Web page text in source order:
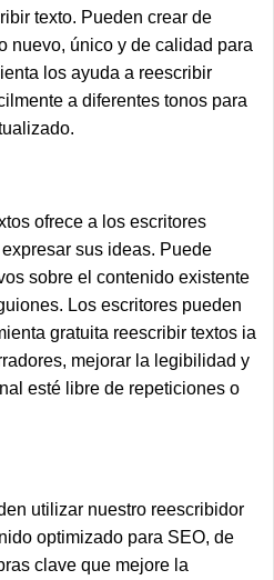
texto. Pueden crear de
nuevo, único y de calidad para
los ayuda a reescribir
a diferentes tonos para
ofrece a los escritores
sus ideas. Puede
sobre el contenido existente
Los escritores pueden
gratuita reescribir textos ia
mejorar la legibilidad y
esté libre de repeticiones o
utilizar nuestro reescribidor
optimizado para SEO, de
clave que mejore la